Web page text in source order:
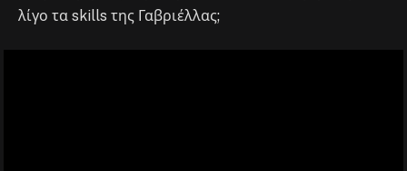
λίγο τα skills της Γαβριέλλας;